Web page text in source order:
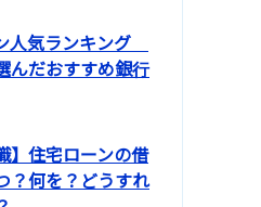
人気ランキング
んだおすすめ銀行
】住宅ローンの借
何を？どうすれ